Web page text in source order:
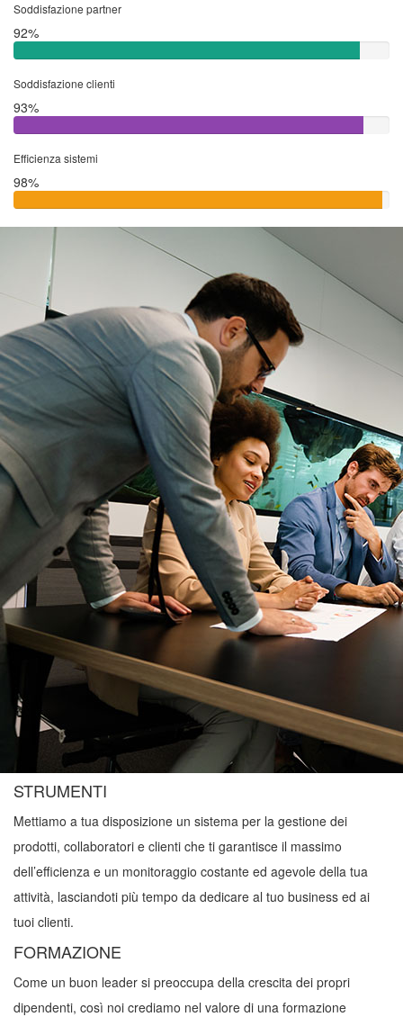
Soddisfazione partner
92%
Soddisfazione clienti
93%
Efficienza sistemi
98%
STRUMENTI
Mettiamo a tua disposizione un sistema per la gestione dei
prodotti, collaboratori e clienti che ti garantisce il massimo
dell’efficienza e un monitoraggio costante ed agevole della tua
attività, lasciandoti più tempo da dedicare al tuo business ed ai
tuoi clienti.
FORMAZIONE
Come un buon leader si preoccupa della crescita dei propri
dipendenti, così noi crediamo nel valore di una formazione